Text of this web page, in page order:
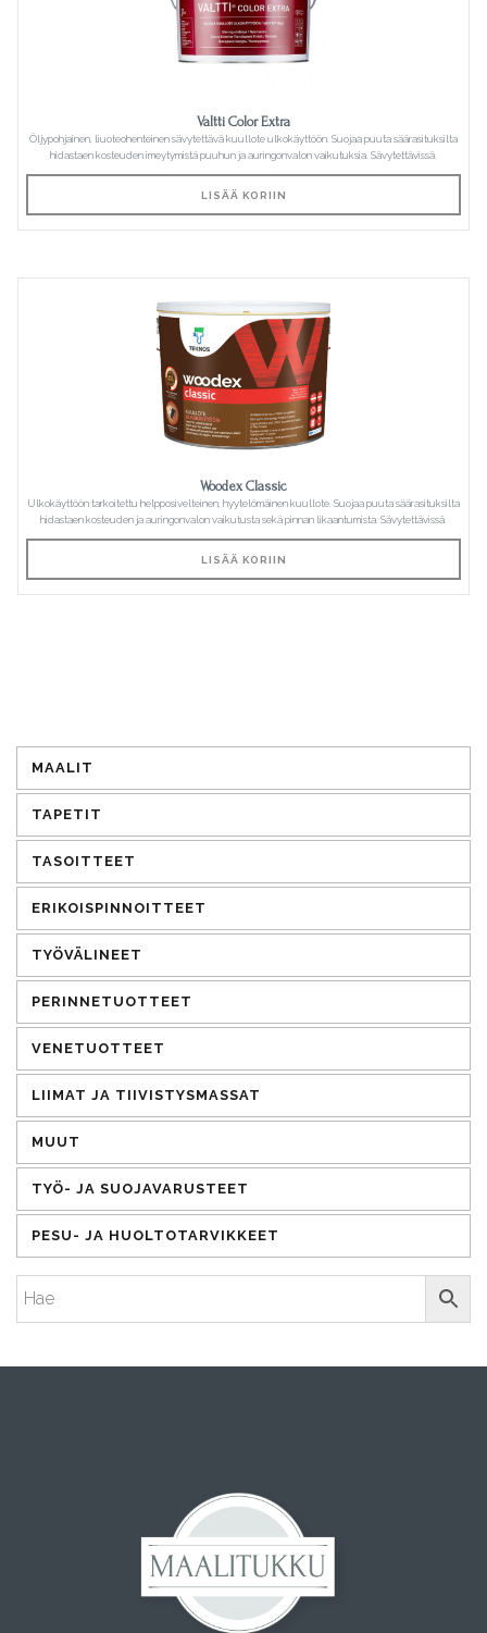
Valtti Color Extra
Öljypohjainen, liuoteohenteinen sävytettävä kuullote ulkokäyttöön. Suojaa puuta säärasituksilta
hidastaen kosteuden imeytymistä puuhun ja auringonvalon vaikutuksia. Sävytettävissä.
LISÄÄ KORIIN
Woodex Classic
Ulkokäyttöön tarkoitettu helpposivelteinen, hyytelömäinen kuullote. Suojaa puuta säärasituksilta
hidastaen kosteuden ja auringonvalon vaikutusta sekä pinnan likaantumista. Sävytettävissä.
LISÄÄ KORIIN
MAALIT
TAPETIT
TASOITTEET
ERIKOISPINNOITTEET
TYÖVÄLINEET
PERINNETUOTTEET
VENETUOTTEET
LIIMAT JA TIIVISTYSMASSAT
MUUT
TYÖ- JA SUOJAVARUSTEET
PESU- JA HUOLTOTARVIKKEET